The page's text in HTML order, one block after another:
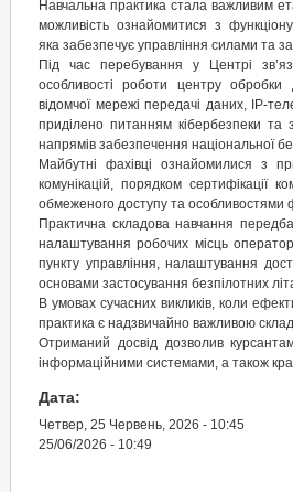
Навчальна практика стала важливим
можливість ознайомитися з
яка забезпечує управління силами та
Під час перебування у Центрі
особливості роботи центру обробки
відомчої мережі передачі даних, IP-
приділено питанням кібербезпеки та
напрямів забезпечення національної
Майбутні фахівці ознайомилися з
комунікацій, порядком сертифікації
обмеженого доступу та особливостями
Практична складова навчання
налаштування робочих місць
пункту управління, налаштування
основами застосування безпілотних
В умовах сучасних викликів, коли
практика є надзвичайно важливою
Отриманий досвід дозволив
інформаційними системами, а також
Дата:
Четвер, 25 Червень, 2026 - 10:45
25/06/2026 - 10:49